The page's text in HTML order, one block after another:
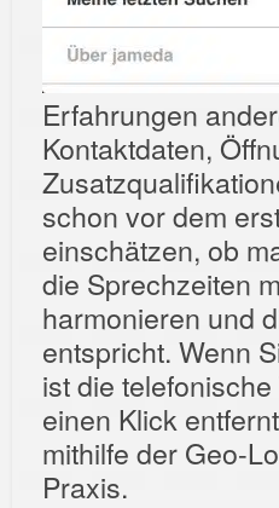
Erfahrungen
Kontaktdaten,
schon vor dem
einschätzen, ob
die Sprechzeiten
harmonieren und
entspricht. Wenn
ist die
einen Klick
mithilfe der Geo-
Praxis.